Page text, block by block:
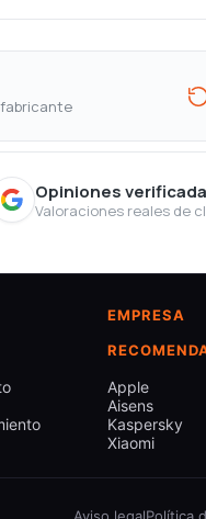
Opiniones
Valoraciones reales de
EMPRESA
Apple
Aisens
Kaspersky
Xiaomi